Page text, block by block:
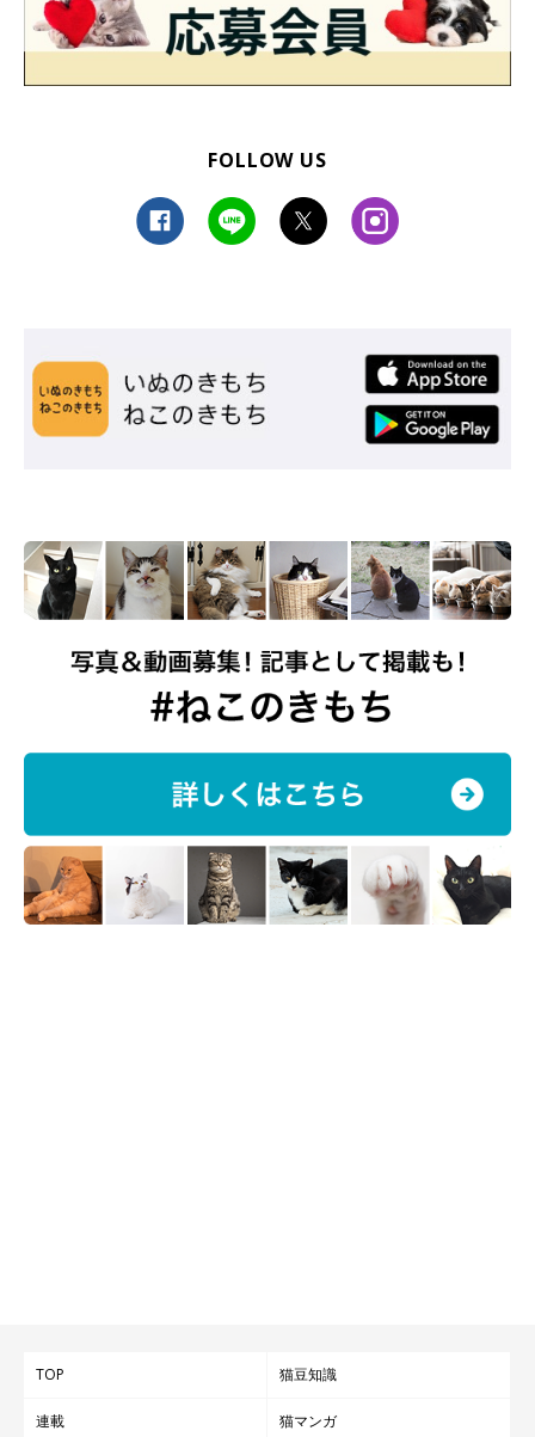
飼い主さん：
「たまに朝起きると足元で寝てくれているのも、すごく幸せだな
と思います。もうすぐ7才なので、これからも元気に、のんびり
写真提供・取材協力／ @masamuneko51
さん／X（旧Twitter）
取材・文／雨宮カイ
FOLLOW US
TOP 猫豆知識
連載 猫マンガ